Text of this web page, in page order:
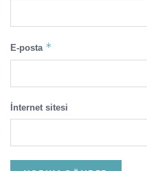
E-posta *
İnternet sitesi